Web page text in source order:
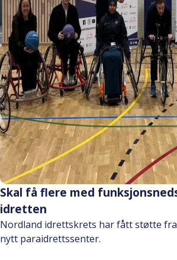
Skal få flere med
idretten
Nordland idrettskrets har fått støtte
nytt paraidrettssenter.